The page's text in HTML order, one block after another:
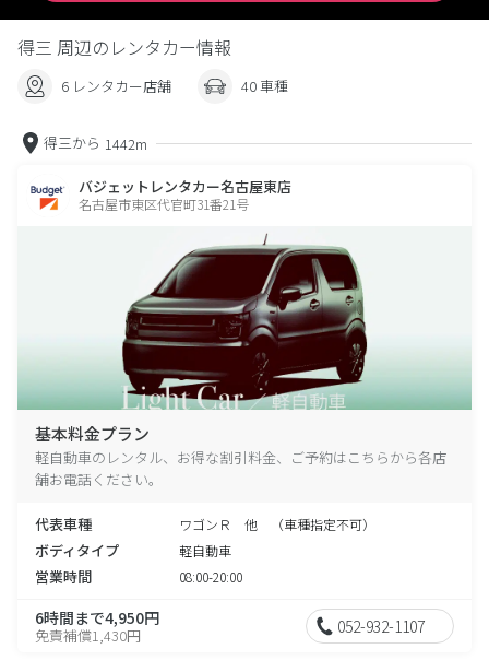
得三 周辺のレンタカー情報
6 レンタカー店舗 40 車種
得三から 1442m
バジェットレンタカー名古屋東店
名古屋市東区代官町31番21号
基本料金プラン
軽自動車のレンタル、お得な割引料金、ご予約はこちらから各店
舗お電話ください。
代表車種 ワゴンＲ 他 （車種指定不可）
ボディタイプ 軽自動車
営業時間 08:00-20:00
6時間まで4,950円
免責補償1,430円 052-932-1107